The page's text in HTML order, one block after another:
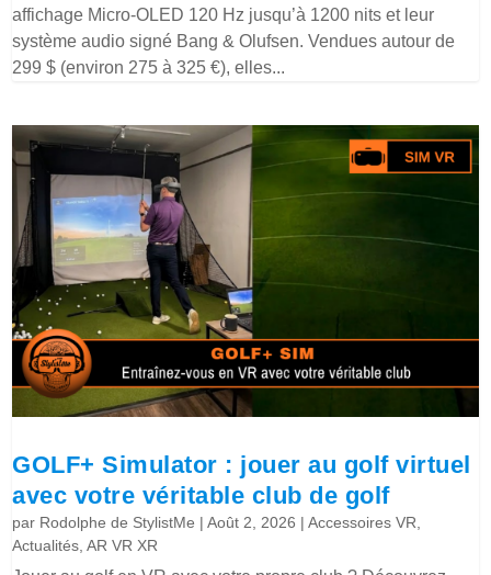
affichage Micro-OLED 120 Hz jusqu’à 1200 nits et leur
système audio signé Bang & Olufsen. Vendues autour de
299 $ (environ 275 à 325 €), elles...
GOLF+ Simulator : jouer au golf virtuel
avec votre véritable club de golf
par Rodolphe de StylistMe |Août 2, 2026 |Accessoires VR,
Actualités,AR VR XR